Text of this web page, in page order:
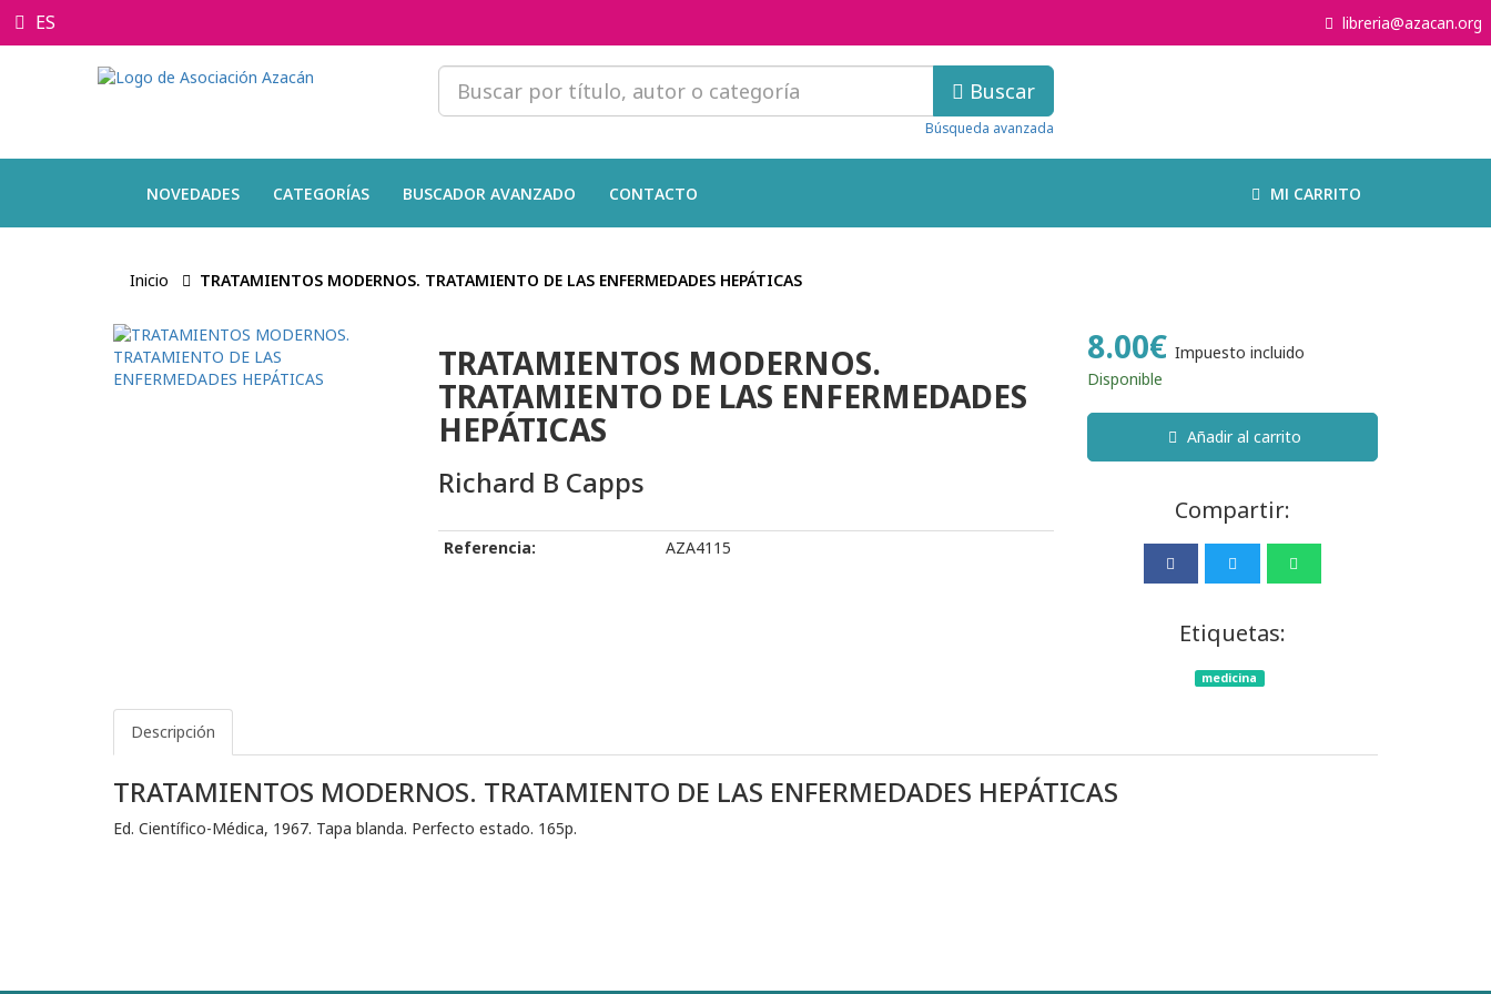
ES libreria@azacan.org
Buscar
Búsqueda avanzada
NOVEDADES CATEGORÍAS BUSCADOR AVANZADO CONTACTO MI CARRITO
Inicio TRATAMIENTOS MODERNOS. TRATAMIENTO DE LAS ENFERMEDADES HEPÁTICAS
TRATAMIENTOS MODERNOS.
TRATAMIENTO DE LAS ENFERMEDADES
HEPÁTICAS
Richard B Capps
Referencia: AZA4115
8.00€ Impuesto incluido
Disponible
Añadir al carrito
Compartir:
Etiquetas:
medicina
Descripción
TRATAMIENTOS MODERNOS. TRATAMIENTO DE LAS ENFERMEDADES HEPÁTICAS
Ed. Científico-Médica, 1967. Tapa blanda. Perfecto estado. 165p.